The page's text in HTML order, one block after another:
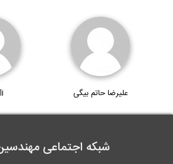
علیرضا حاتم بیگی
شبکه اجتماعی مهندسین